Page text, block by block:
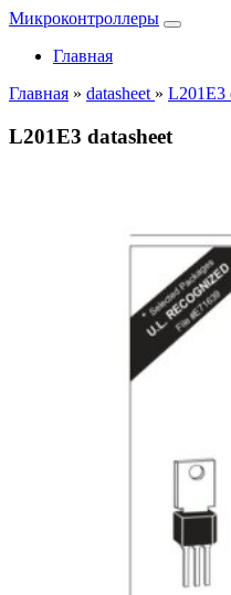
Микроконтроллеры
Главная
Главная » datasheet » L201E3
L201E3 datasheet